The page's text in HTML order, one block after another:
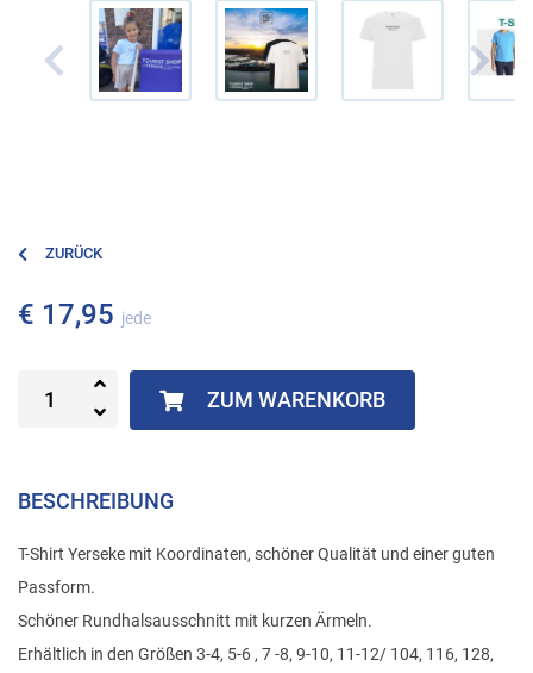
ZURÜCK
€ 17,95 jede
ZUM WARENKORB
BESCHREIBUNG
T-Shirt Yerseke mit Koordinaten, schöner Qualität und einer guten
Passform.
Schöner Rundhalsausschnitt mit kurzen Ärmeln.
Erhältlich in den Größen 3-4, 5-6 , 7 -8, 9-10, 11-12/ 104, 116, 128,